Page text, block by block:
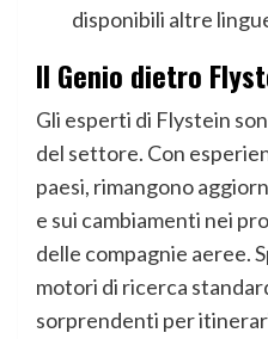
disponibili altre
Il Genio dietro
Gli esperti di Flystein
del settore. Con
paesi, rimangono
e sui cambiamenti nei
delle compagnie aeree.
motori di ricerca
sorprendenti per